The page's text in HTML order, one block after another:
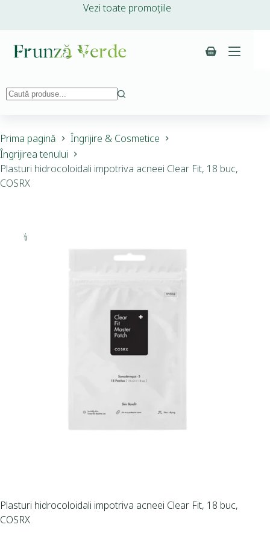
Vezi toate promoțiile
Prima pagină
Îngrijire & Cosmetice
Îngrijirea tenului
Plasturi hidrocoloidali impotriva acneei Clear Fit, 18 buc,
COSRX
-15%
Plasturi hidrocoloidali impotriva acneei Clear Fit, 18 buc,
COSRX